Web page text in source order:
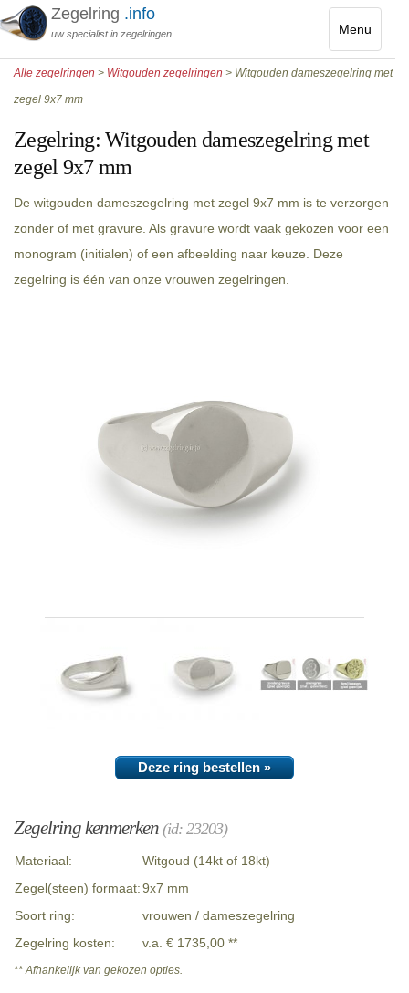
Menu
Toggle
Zegelring .info
uw specialist in zegelringen
Alle zegelringen > Witgouden zegelringen > Witgouden dameszegelring met
zegel 9x7 mm
Zegelring:Witgouden dameszegelring met
zegel 9x7 mm
De witgouden dameszegelring met zegel 9x7 mm is te verzorgen
zonder of met gravure. Als gravure wordt vaak gekozen voor een
monogram (initialen) of een afbeelding naar keuze. Deze
zegelring is één van onze vrouwen zegelringen.
Deze ring bestellen »
Zegelring kenmerken (id: 23203)
Materiaal:
Witgoud (14kt of 18kt)
Zegel(steen) formaat:9x7 mm
Soort ring:
vrouwen / dameszegelring
Zegelring kosten:
v.a. € 1735,00 **
** Afhankelijk van gekozen opties.